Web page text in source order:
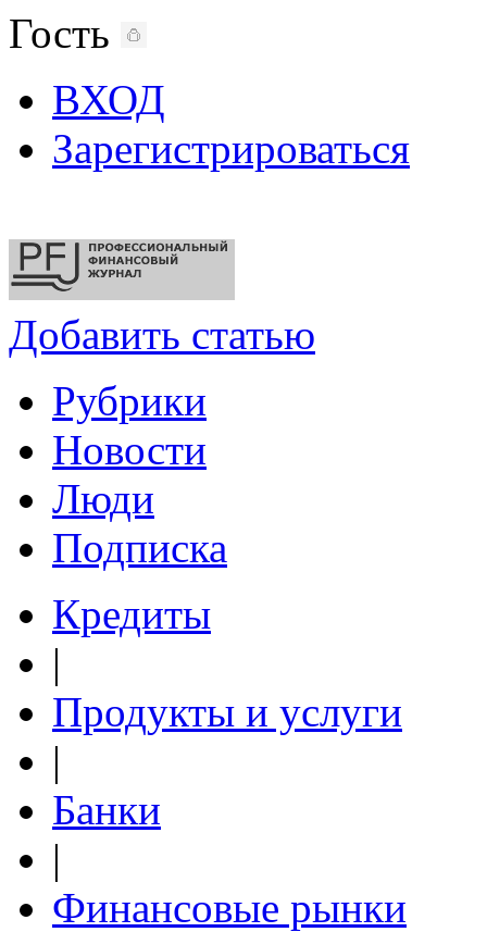
Гость
ВХОД
Зарегистрироваться
Добавить статью
Рубрики
Новости
Люди
Подписка
Кредиты
|
Продукты и услуги
|
Банки
|
Финансовые рынки